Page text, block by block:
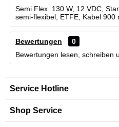
Semi Flex 130 W, 12 VDC,
semi-flexibel, ETFE, Kabel 900
Bewertungen
0
Bewertungen lesen, schreiben
Service Hotline
Shop Service